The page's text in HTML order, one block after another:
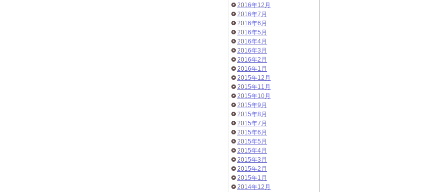
2016年12月
2016年7月
2016年6月
2016年5月
2016年4月
2016年3月
2016年2月
2016年1月
2015年12月
2015年11月
2015年10月
2015年9月
2015年8月
2015年7月
2015年6月
2015年5月
2015年4月
2015年3月
2015年2月
2015年1月
2014年12月